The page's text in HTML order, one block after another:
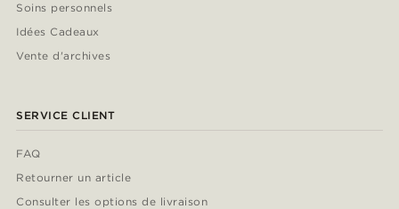
Soins personnels
Idées Cadeaux
Vente d'archives
SERVICE CLIENT
FAQ
Retourner un article
Consulter les options de livraison